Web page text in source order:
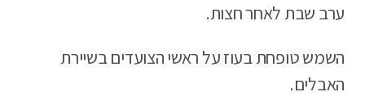
ערב שבת לאחר חצות.
השמש טופחת בעוז על ראשי הצועדים בשיירת
האבלים.